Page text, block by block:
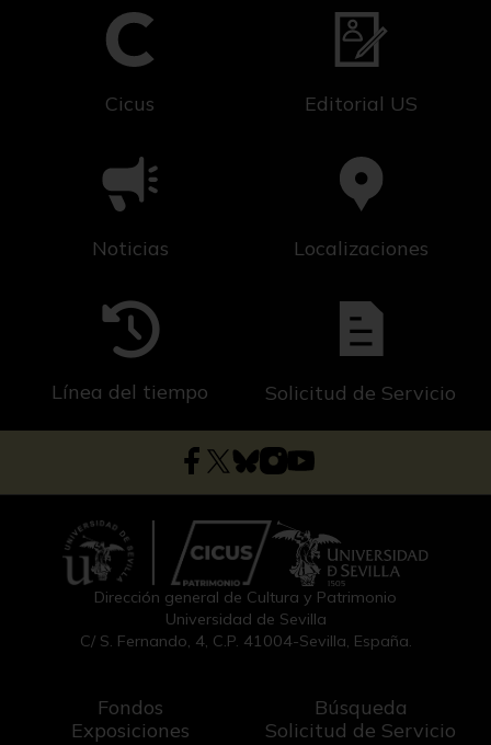
Cicus Editorial US
Noticias Localizaciones
Línea del tiempo Solicitud de Servicio
Dirección general de Cultura y Patrimonio
Universidad de Sevilla
C/ S. Fernando, 4, C.P. 41004-Sevilla, España.
Fondos
Exposiciones
Búsqueda
Solicitud de Servicio